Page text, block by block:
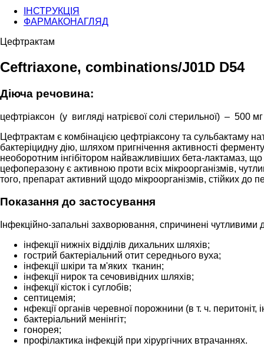
ІНСТРУКЦІЯ
ФАРМАКОНАГЛЯД
Цефтрактам
Ceftriaxone, combinations/J01D D54
Діюча речовина:
цефтріаксон (у вигляді натрієвої солі стерильної) – 500
Цефтрактам є комбінацією цефтріаксону та сульбактаму
бактеріцидну дію, шляхом пригнічення активності
необоротним інгібітором найважливіших бета-лактамаз,
цефоперазону є активною проти всіх мікроорганізмів,
того, препарат активний щодо мікроорганізмів, стійких до
Показання до застосування
Інфекційно-запальні захворювання, спричинені чутливими
інфекції нижніх відділів дихальних шляхів;
гострий бактеріальний отит середнього вуха;
інфекції шкіри та м'яких тканин;
інфекції нирок та сечовивідних шляхів;
інфекції кісток і суглобів;
септицемія;
нфекції органів черевної порожнини (в т. ч. перитоніт,
бактеріальний менінгіт;
гонорея;
профілактика інфекцій при хірургічних втрачаннях.